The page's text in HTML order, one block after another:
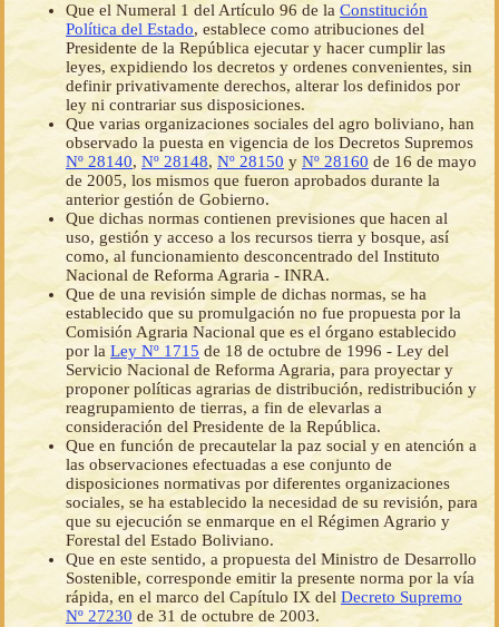
Que el Numeral 1 del Artículo 96 de la Constitución
Política del Estado, establece como atribuciones del
Presidente de la República ejecutar y hacer cumplir las
leyes, expidiendo los decretos y ordenes convenientes, sin
definir privativamente derechos, alterar los definidos por
ley ni contrariar sus disposiciones.
Que varias organizaciones sociales del agro boliviano, han
observado la puesta en vigencia de los Decretos Supremos
Nº 28140, Nº 28148, Nº 28150 y Nº 28160 de 16 de mayo
de 2005, los mismos que fueron aprobados durante la
anterior gestión de Gobierno.
Que dichas normas contienen previsiones que hacen al
uso, gestión y acceso a los recursos tierra y bosque, así
como, al funcionamiento desconcentrado del Instituto
Nacional de Reforma Agraria - INRA.
Que de una revisión simple de dichas normas, se ha
establecido que su promulgación no fue propuesta por la
Comisión Agraria Nacional que es el órgano establecido
por la Ley Nº 1715 de 18 de octubre de 1996 - Ley del
Servicio Nacional de Reforma Agraria, para proyectar y
proponer políticas agrarias de distribución, redistribución y
reagrupamiento de tierras, a fin de elevarlas a
consideración del Presidente de la República.
Que en función de precautelar la paz social y en atención a
las observaciones efectuadas a ese conjunto de
disposiciones normativas por diferentes organizaciones
sociales, se ha establecido la necesidad de su revisión, para
que su ejecución se enmarque en el Régimen Agrario y
Forestal del Estado Boliviano.
Que en este sentido, a propuesta del Ministro de Desarrollo
Sostenible, corresponde emitir la presente norma por la vía
rápida, en el marco del Capítulo IX del Decreto Supremo
Nº 27230 de 31 de octubre de 2003.